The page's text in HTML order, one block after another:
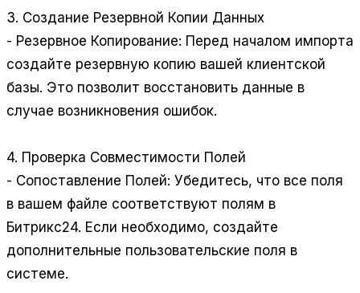
3. Создание Резервной Копии Данных
- Резервное Копирование: Перед началом импорта
создайте резервную копию вашей клиентской
базы. Это позволит восстановить данные в
случае возникновения ошибок.
4. Проверка Совместимости Полей
- Сопоставление Полей: Убедитесь, что все поля
в вашем файле соответствуют полям в
Битрикс24. Если необходимо, создайте
дополнительные пользовательские поля в
системе.